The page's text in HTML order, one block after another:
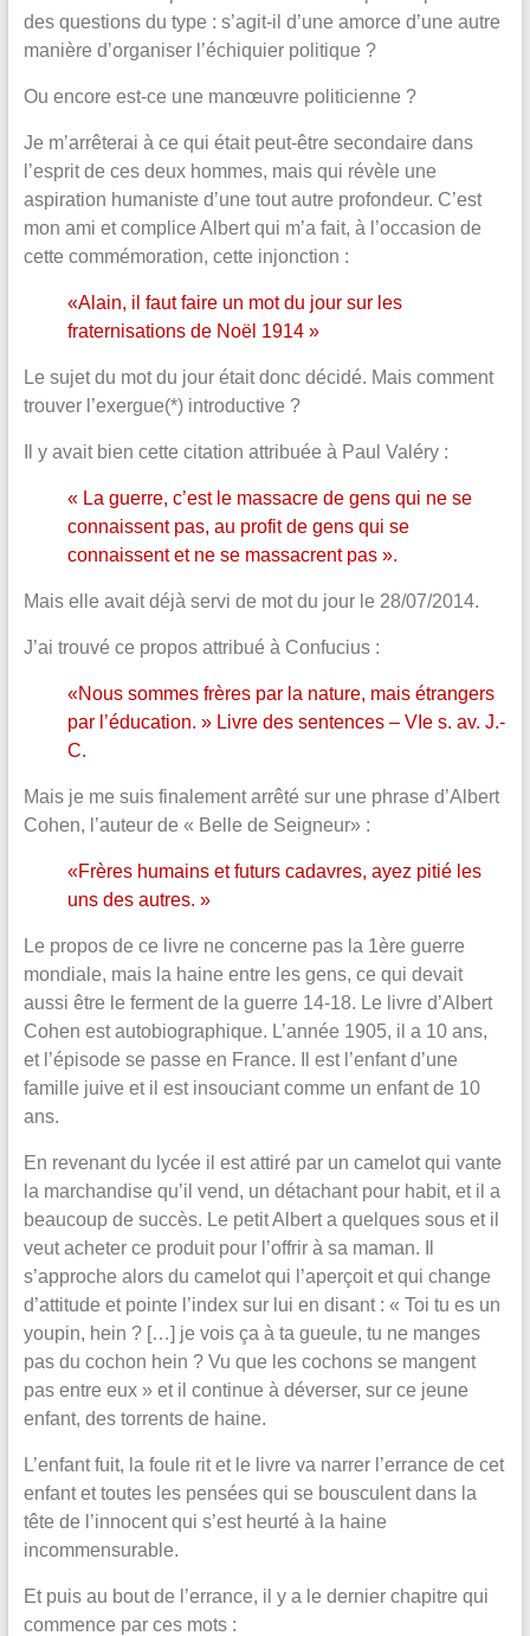
des questions du type : s’agit-il d’une amorce d’une autre
manière d’organiser l’échiquier politique ?
Ou encore est-ce une manœuvre politicienne ?
Je m’arrêterai à ce qui était peut-être secondaire dans
l’esprit de ces deux hommes, mais qui révèle une
aspiration humaniste d’une tout autre profondeur. C’est
mon ami et complice Albert qui m’a fait, à l’occasion de
cette commémoration, cette injonction :
«Alain, il faut faire un mot du jour sur les
fraternisations de Noël 1914 »
Le sujet du mot du jour était donc décidé. Mais comment
trouver l’exergue(*) introductive ?
Il y avait bien cette citation attribuée à Paul Valéry :
« La guerre, c’est le massacre de gens qui ne se
connaissent pas, au profit de gens qui se
connaissent et ne se massacrent pas ».
Mais elle avait déjà servi de mot du jour le 28/07/2014.
J’ai trouvé ce propos attribué à Confucius :
«Nous sommes frères par la nature, mais étrangers
par l’éducation. » Livre des sentences – VIe s. av. J.-
C.
Mais je me suis finalement arrêté sur une phrase d’Albert
Cohen, l’auteur de « Belle de Seigneur» :
«Frères humains et futurs cadavres, ayez pitié les
uns des autres. »
Le propos de ce livre ne concerne pas la 1ère guerre
mondiale, mais la haine entre les gens, ce qui devait
aussi être le ferment de la guerre 14-18. Le livre d’Albert
Cohen est autobiographique. L’année 1905, il a 10 ans,
et l’épisode se passe en France. Il est l’enfant d’une
famille juive et il est insouciant comme un enfant de 10
ans.
En revenant du lycée il est attiré par un camelot qui vante
la marchandise qu’il vend, un détachant pour habit, et il a
beaucoup de succès. Le petit Albert a quelques sous et il
veut acheter ce produit pour l’offrir à sa maman. Il
s’approche alors du camelot qui l’aperçoit et qui change
d’attitude et pointe l’index sur lui en disant : « Toi tu es un
youpin, hein ? […] je vois ça à ta gueule, tu ne manges
pas du cochon hein ? Vu que les cochons se mangent
pas entre eux » et il continue à déverser, sur ce jeune
enfant, des torrents de haine.
L’enfant fuit, la foule rit et le livre va narrer l’errance de cet
enfant et toutes les pensées qui se bousculent dans la
tête de l’innocent qui s’est heurté à la haine
incommensurable.
Et puis au bout de l’errance, il y a le dernier chapitre qui
commence par ces mots :